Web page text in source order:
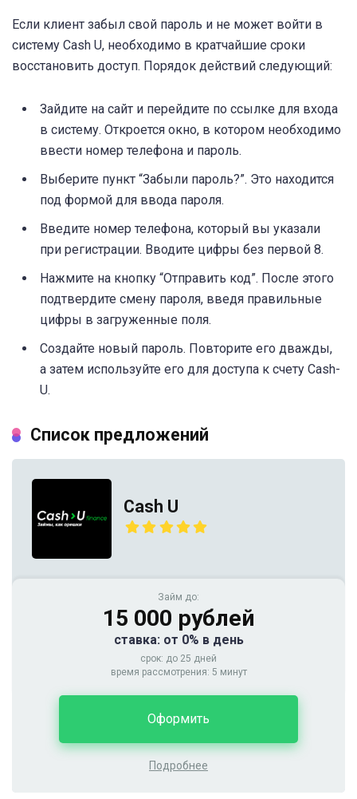
Если клиент забыл свой пароль и не может войти в
систему Cash U, необходимо в кратчайшие сроки
восстановить доступ. Порядок действий следующий:
Зайдите на сайт и перейдите по ссылке для входа
в систему. Откроется окно, в котором необходимо
ввести номер телефона и пароль.
Выберите пункт “Забыли пароль?”. Это находится
под формой для ввода пароля.
Введите номер телефона, который вы указали
при регистрации. Вводите цифры без первой 8.
Нажмите на кнопку “Отправить код”. После этого
подтвердите смену пароля, введя правильные
цифры в загруженные поля.
Создайте новый пароль. Повторите его дважды,
а затем используйте его для доступа к счету Cash-
U.
Список предложений
Cash U
Займ до:
15 000 рублей
ставка: от 0% в день
срок: до 25 дней
время рассмотрения: 5 минут
Подробнее
Оформить